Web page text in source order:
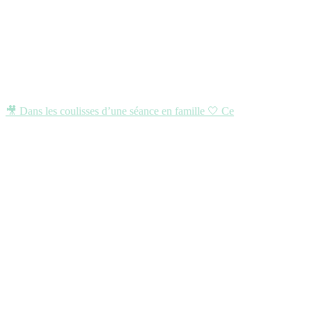
🎥 Dans les coulisses d’une séance en famille 🤍 Ce